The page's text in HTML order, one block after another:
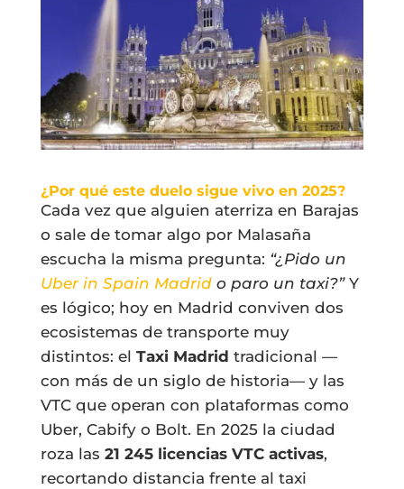
¿Por qué este duelo sigue vivo en 2025?
Cada vez que alguien aterriza en Barajas
o sale de tomar algo por Malasaña
escucha la misma pregunta: “¿Pido un
Uber in Spain Madrido paro un taxi?”Y
es lógico; hoy en Madrid conviven dos
ecosistemas de transporte muy
distintos: el Taxi Madrid tradicional —
con más de un siglo de historia— y las
VTC que operan con plataformas como
Uber, Cabify o Bolt. En 2025 la ciudad
roza las 21 245 licencias VTC activas,
recortando distancia frente al taxi